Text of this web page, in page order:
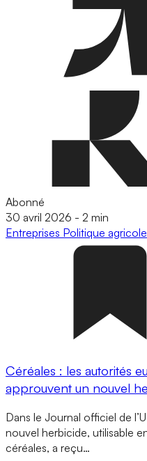
Abonné
30 avril 2026 - 2 min
Entreprises Politique agricole
Céréales : les autorités
approuvent un nouvel
Dans le Journal officiel de
nouvel herbicide, utilisable
céréales, a reçu…